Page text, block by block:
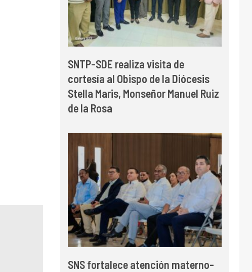
SNTP-SDE realiza visita de
cortesía al Obispo de la Diócesis
Stella Maris, Monseñor Manuel Ruiz
de la Rosa
SNS fortalece atención materno-